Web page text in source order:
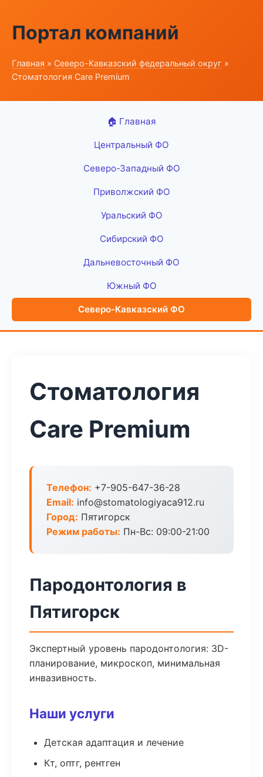
Портал компаний
Главная » Северо-Кавказский федеральный округ »
Стоматология Care Premium
🏠 Главная
Центральный ФО
Северо-Западный ФО
Приволжский ФО
Уральский ФО
Сибирский ФО
Дальневосточный ФО
Южный ФО
Северо-Кавказский ФО
Стоматология
Care Premium
Телефон: +7-905-647-36-28
Email: info@stomatologiyaca912.ru
Город: Пятигорск
Режим работы: Пн-Вс: 09:00-21:00
Пародонтология в
Пятигорск
Экспертный уровень пародонтология: 3D-
планирование, микроскоп, минимальная
инвазивность.
Наши услуги
Детская адаптация и лечение
Кт, оптг, рентген